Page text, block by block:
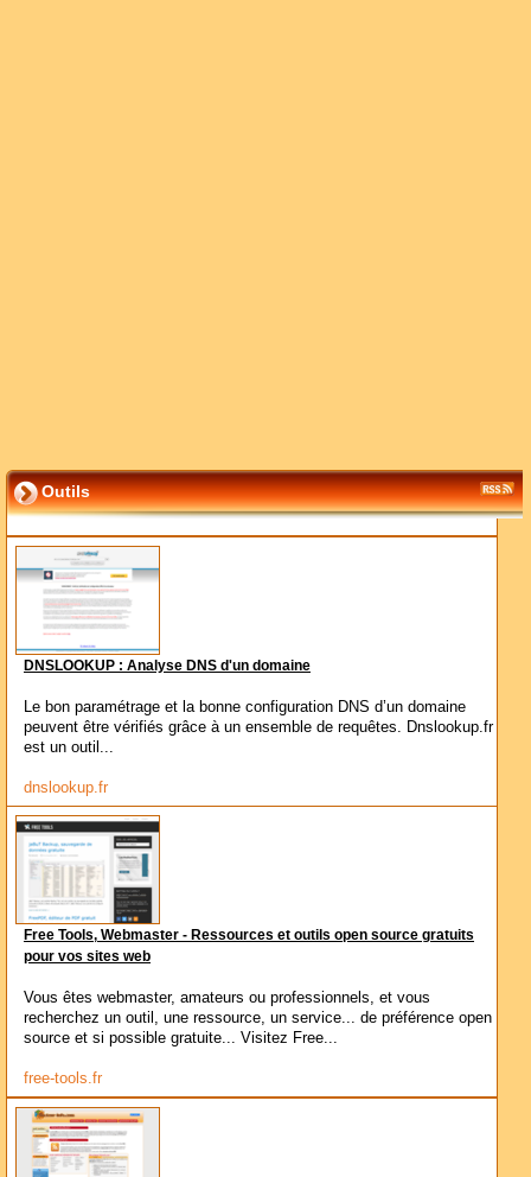
Outils
DNSLOOKUP : Analyse DNS d'un domaine
Le bon paramétrage et la bonne configuration DNS d’un domaine
peuvent être vérifiés grâce à un ensemble de requêtes. Dnslookup.fr
est un outil...
dnslookup.fr
Free Tools, Webmaster - Ressources et outils open source gratuits
pour vos sites web
Vous êtes webmaster, amateurs ou professionnels, et vous
recherchez un outil, une ressource, un service... de préférence open
source et si possible gratuite... Visitez Free...
free-tools.fr